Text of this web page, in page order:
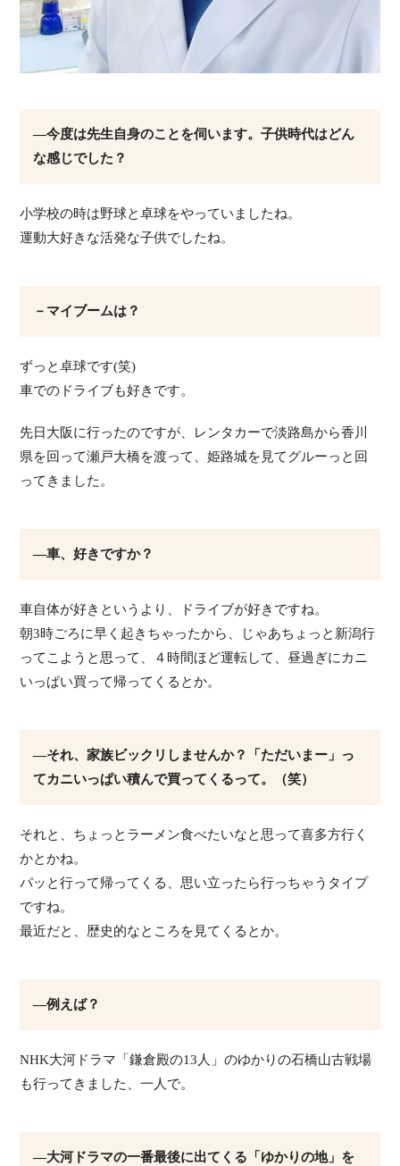
―今度は先生自身のことを伺います。子供時代はどん
な感じでした？
小学校の時は野球と卓球をやっていましたね。
運動大好きな活発な子供でしたね。
－マイブームは？
ずっと卓球です(笑)
車でのドライブも好きです。
先日大阪に行ったのですが、レンタカーで淡路島から香川
県を回って瀬戸大橋を渡って、姫路城を見てグルーっと回
ってきました。
―車、好きですか？
車自体が好きというより、ドライブが好きですね。
朝3時ごろに早く起きちゃったから、じゃあちょっと新潟行
ってこようと思って、４時間ほど運転して、昼過ぎにカニ
いっぱい買って帰ってくるとか。
―それ、家族ビックリしませんか？「ただいまー」っ
てカニいっぱい積んで買ってくるって。（笑）
それと、ちょっとラーメン食べたいなと思って喜多方行く
かとかね。
パッと行って帰ってくる、思い立ったら行っちゃうタイプ
ですね。
最近だと、歴史的なところを見てくるとか。
―例えば？
NHK大河ドラマ「鎌倉殿の13人」のゆかりの石橋山古戦場
も行ってきました、一人で。
―大河ドラマの一番最後に出てくる「ゆかりの地」を